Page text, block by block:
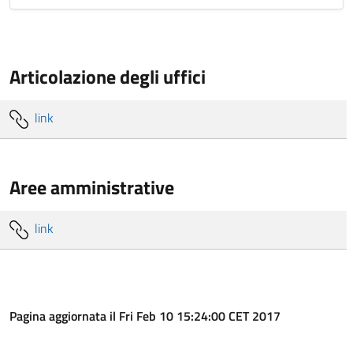
Articolazione degli uffici
link
Aree amministrative
link
Pagina aggiornata il Fri Feb 10 15:24:00 CET 2017